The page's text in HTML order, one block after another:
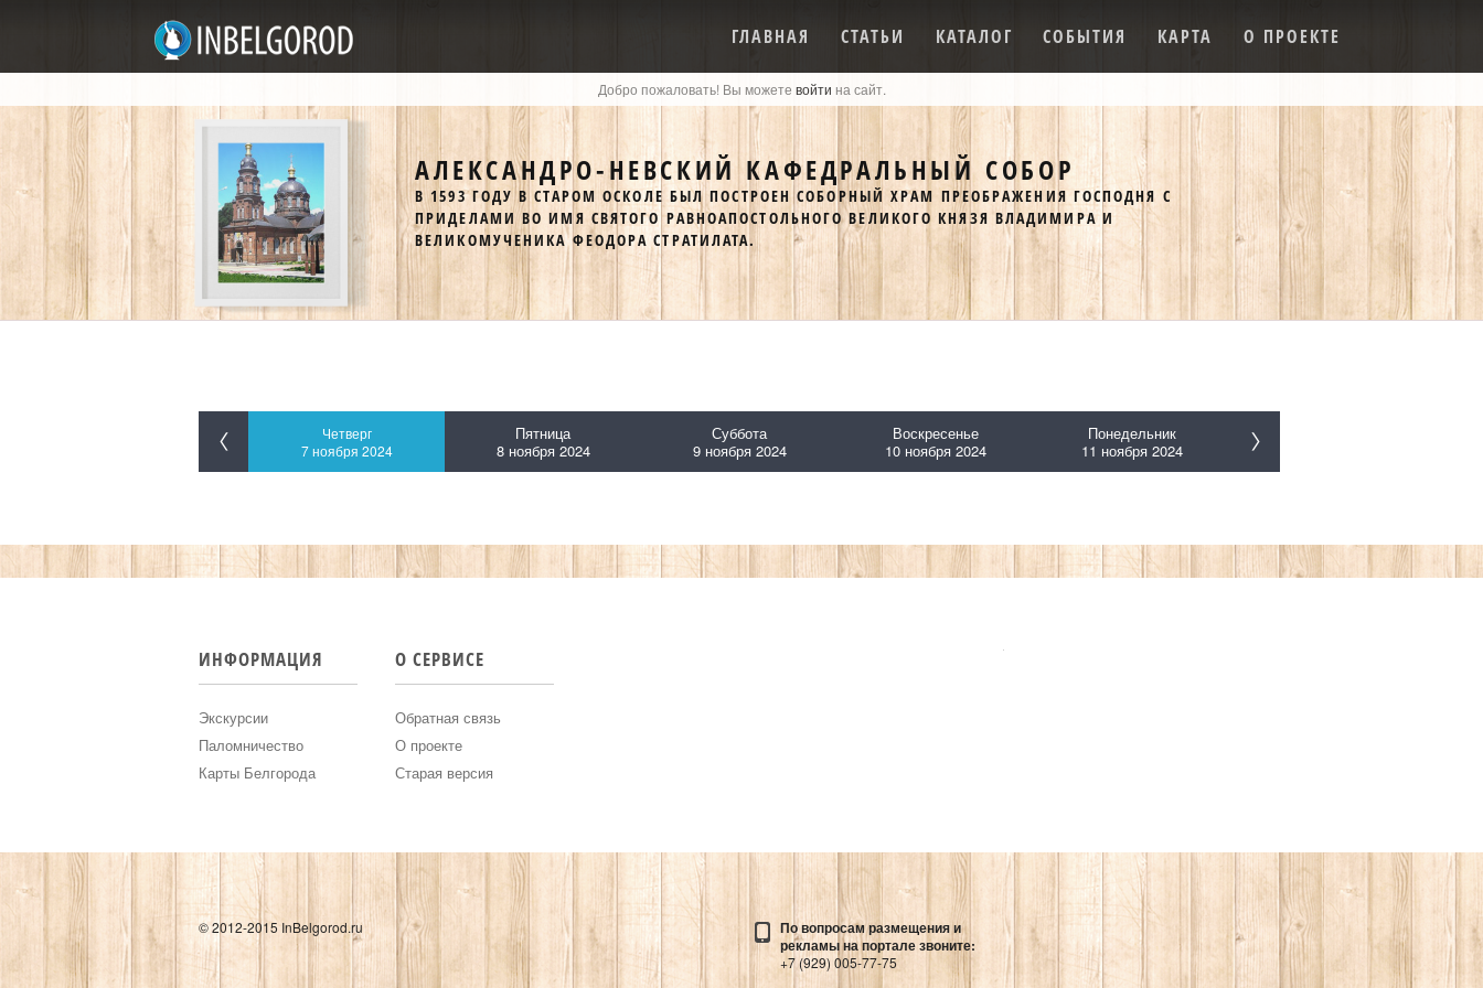
ГЛАВНАЯ СТАТЬИ КАТАЛОГ СОБЫТИЯ КАРТА О ПРОЕКТЕ
Добро пожаловать! Вы можете войти на сайт.
АЛЕКСАНДРО-НЕВСКИЙ КАФЕДРАЛЬНЫЙ СОБОР
В 1593 ГОДУ В СТАРОМ ОСКОЛЕ БЫЛ ПОСТРОЕН СОБОРНЫЙ ХРАМ ПРЕОБРАЖЕНИЯ ГОСПОДНЯ С
ПРИДЕЛАМИ ВО ИМЯ СВЯТОГО РАВНОАПОСТОЛЬНОГО ВЕЛИКОГО КНЯЗЯ ВЛАДИМИРА И
ВЕЛИКОМУЧЕНИКА ФЕОДОРА СТРАТИЛАТА.
Четверг
7 ноября 2024
Пятница
8 ноября 2024
Суббота
9 ноября 2024
Воскресенье
10 ноября 2024
Понедельник
11 ноября 2024
ИНФОРМАЦИЯ
Экскурсии
Паломничество
Карты Белгорода
О СЕРВИСЕ
Обратная связь
О проекте
Старая версия
© 2012-2015 InBelgorod.ru
По вопросам размещения и
рекламы на портале звоните:
+7 (929) 005-77-75